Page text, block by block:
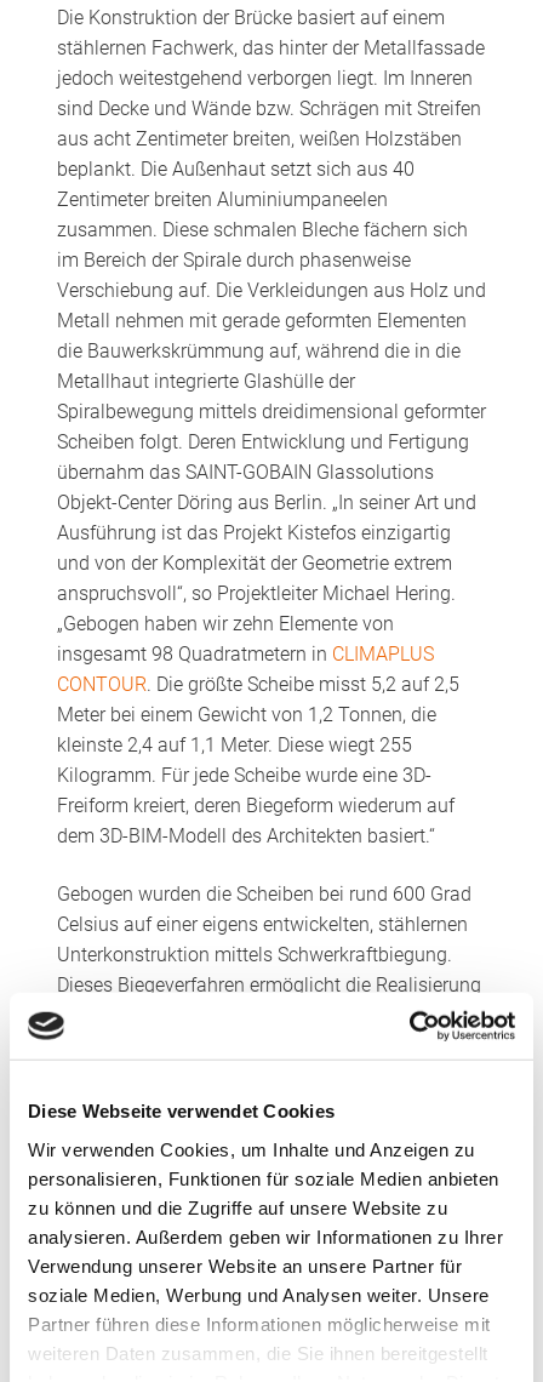
Diese Webseite verwendet Cookies
Wir verwenden Cookies, um Inhalte und Anzeigen zu
personalisieren, Funktionen für soziale Medien anbieten
zu können und die Zugriffe auf unsere Website zu
analysieren. Außerdem geben wir Informationen zu Ihrer
Verwendung unserer Website an unsere Partner für
soziale Medien, Werbung und Analysen weiter. Unsere
Partner führen diese Informationen möglicherweise mit
weiteren Daten zusammen, die Sie ihnen bereitgestellt
Die Konstruktion der Brücke basiert auf einem
stählernen Fachwerk, das hinter der Metallfassade
jedoch weitestgehend verborgen liegt. Im Inneren
sind Decke und Wände bzw. Schrägen mit Streifen
aus acht Zentimeter breiten, weißen Holzstäben
beplankt. Die Außenhaut setzt sich aus 40
Zentimeter breiten Aluminiumpaneelen
zusammen. Diese schmalen Bleche fächern sich
im Bereich der Spirale durch phasenweise
Verschiebung auf. Die Verkleidungen aus Holz und
Metall nehmen mit gerade geformten Elementen
die Bauwerkskrümmung auf, während die in die
Metallhaut integrierte Glashülle der
Spiralbewegung mittels dreidimensional geformter
Scheiben folgt. Deren Entwicklung und Fertigung
übernahm das SAINT-GOBAIN Glassolutions
Objekt-Center Döring aus Berlin. „In seiner Art und
Ausführung ist das Projekt Kistefos einzigartig
und von der Komplexität der Geometrie extrem
anspruchsvoll“, so Projektleiter Michael Hering.
„Gebogen haben wir zehn Elemente von
insgesamt 98 Quadratmetern in CLIMAPLUS
CONTOUR. Die größte Scheibe misst 5,2 auf 2,5
Meter bei einem Gewicht von 1,2 Tonnen, die
kleinste 2,4 auf 1,1 Meter. Diese wiegt 255
Kilogramm. Für jede Scheibe wurde eine 3D-
Freiform kreiert, deren Biegeform wiederum auf
dem 3D-BIM-Modell des Architekten basiert.“
Gebogen wurden die Scheiben bei rund 600 Grad
Celsius auf einer eigens entwickelten, stählernen
Unterkonstruktion mittels Schwerkraftbiegung.
Dieses Biegeverfahren ermöglicht die Realisierung
verschiedenster komplexer Formen und
anspruchsvoller Geometrien. Das Glas legt sich
Der Gesamtelementaufbau der bei The Twist
55,04 Millimeter, der erreichte Schallschutz
entspricht R w= 42 dB. Die PVB Folie im
Scheibenpaket sorgt für einen verminderten UV-
Eintrag, der die ausgestellten Kunstwerke vor
schädlicher Sonneneinstrahlung schützt. An den
Höhenkanten kommen spezielle U-Profile mit SG-
Verklebung zum Einsatz, die Glasfassade wurde